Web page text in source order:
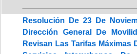
Resolución De 23 De
Dirección General De
Revisan Las Tarifas Máximas